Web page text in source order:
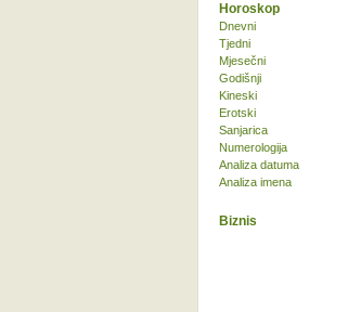
Biznis
Horoskop
Dnevni
Tjedni
Mjesečni
Godišnji
Kineski
Erotski
Sanjarica
Numerologija
Analiza datuma
Analiza imena